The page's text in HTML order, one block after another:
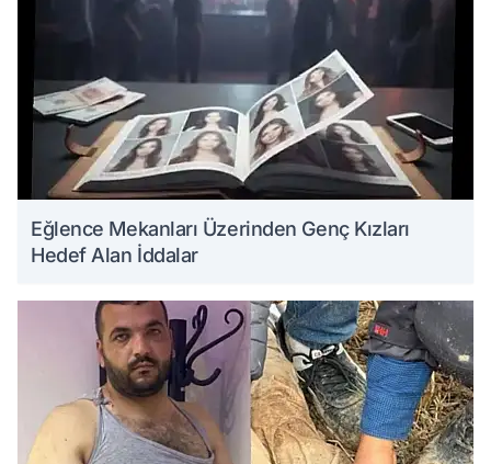
Eğlence Mekanları Üzerinden Genç Kızları
Hedef Alan İddalar